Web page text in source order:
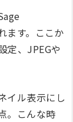
ます。ここか
定、JPEGや
イル表示にし
。こんな時